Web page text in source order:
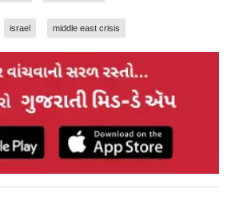
israel middle east crisis